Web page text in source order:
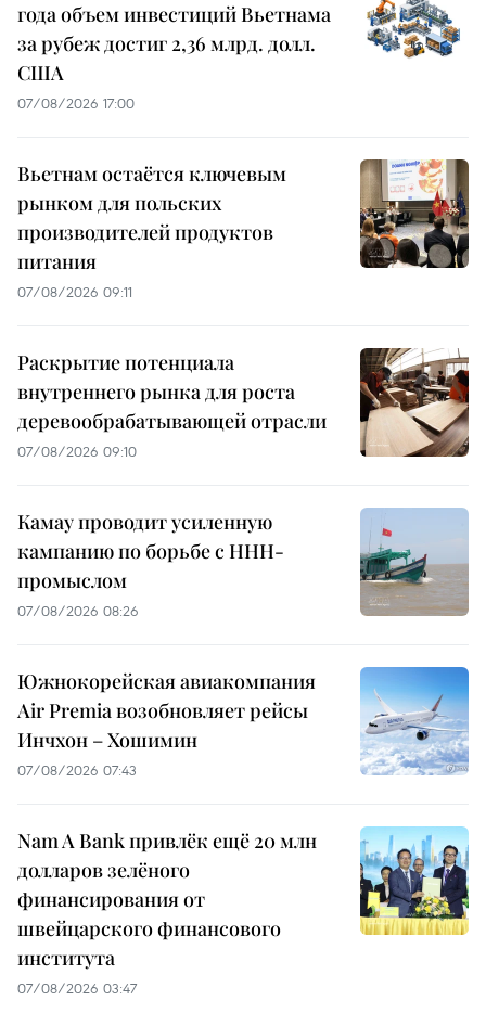
года объем инвестиций Вьетнама
за рубеж достиг 2,36 млрд. долл.
США
07/08/2026 17:00
Вьетнам остаётся ключевым
рынком для польских
производителей продуктов
питания
07/08/2026 09:11
Раскрытие потенциала
внутреннего рынка для роста
деревообрабатывающей отрасли
07/08/2026 09:10
Камау проводит усиленную
кампанию по борьбе с ННН-
промыслом
07/08/2026 08:26
Южнокорейская авиакомпания
Air Premia возобновляет рейсы
Инчхон – Хошимин
07/08/2026 07:43
Nam A Bank привлёк ещё 20 млн
долларов зелёного
финансирования от
швейцарского финансового
института
07/08/2026 03:47